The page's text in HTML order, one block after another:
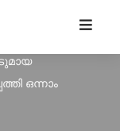
ഒന്നാം